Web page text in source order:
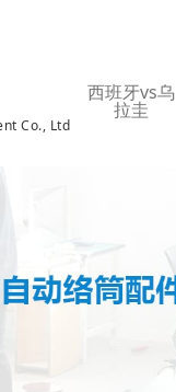
Co., Ltd
西班牙vs乌
拉圭